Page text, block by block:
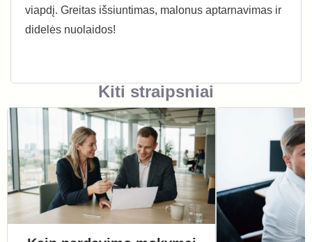
viapdį. Greitas išsiuntimas, malonus aptarnavimas ir
didelės nuolaidos!
Kiti straipsniai